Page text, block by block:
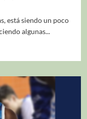
está siendo un poco
algunas...